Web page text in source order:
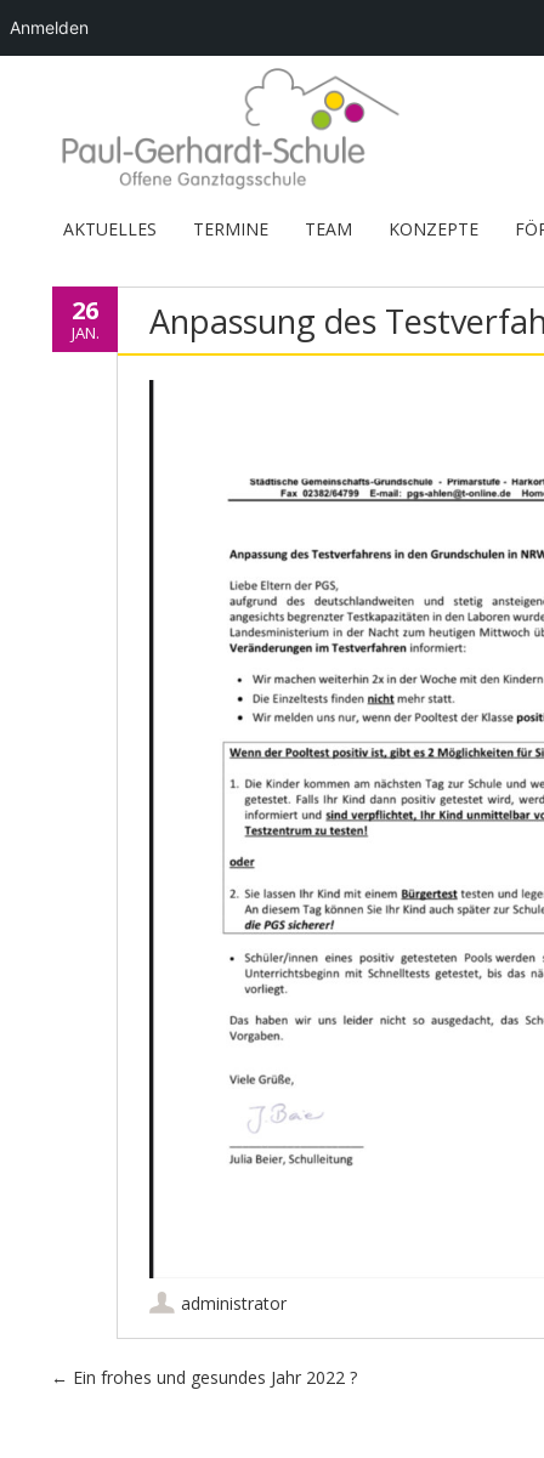
AKTUELLES TERMINE TEAM KONZEPTE
26
JAN. Anpassung des
administrator
Artikel-Navigation
← Ein frohes und gesundes Jahr 2022 ?
Anmelden